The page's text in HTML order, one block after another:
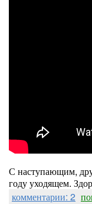
С наступающим,
году уходящем.
комментарии: 2